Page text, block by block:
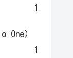
1
One）
1